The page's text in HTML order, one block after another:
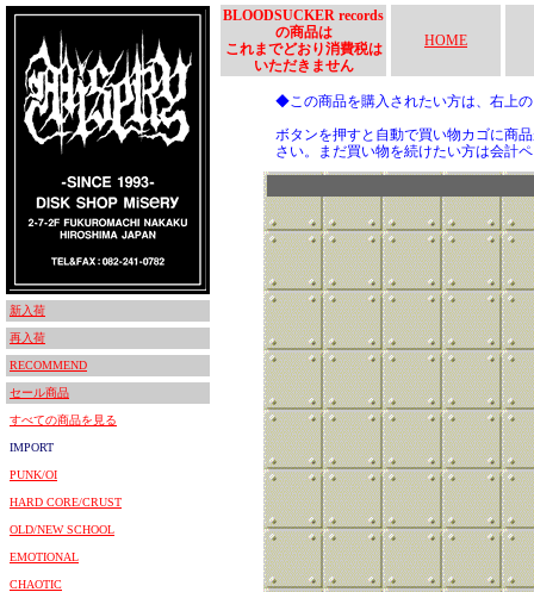
新入荷
再入荷
RECOMMEND
セール商品
すべての商品を見る
IMPORT
PUNK/OI
HARD CORE/CRUST
OLD/NEW SCHOOL
EMOTIONAL
CHAOTIC
BLOODSUCKER records
の商品は
これまでどおり消費税は
いただきません
HOME
◆この商品を購入されたい方は、右上
ボタンを押すと自動で買い物カゴに商
さい。まだ買い物を続けたい方は会計